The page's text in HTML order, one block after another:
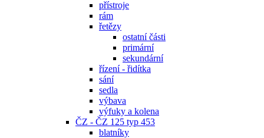
přístroje
rám
řetězy
ostatní části
primární
sekundární
řízení - řidítka
sání
sedla
výbava
výfuky a kolena
ČZ - ČZ 125 typ 453
blatníky